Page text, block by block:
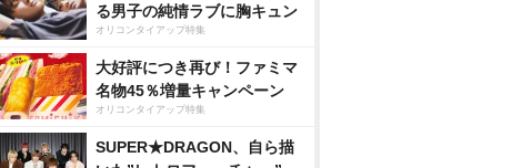
る男子の純情ラブに胸キュン
オリコンタイアップ特集
大好評につき再び！ファミマ
名物45％増量キャンペーン
オリコンタイアップ特集
SUPER★DRAGON、自ら描